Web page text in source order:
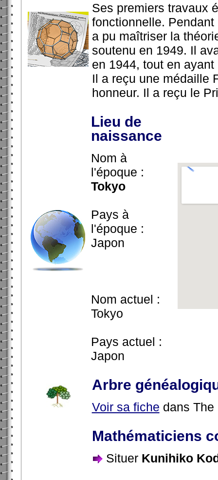
Ses premiers travaux
fonctionnelle.
a pu maîtriser la
soutenu en 1949. Il
en 1944, tout en
Il a reçu une médaille
honneur. Il a reçu le
Lieu de
naissance
Nom à
l'époque :
Tokyo
Pays à
l'époque :
Japon
Nom actuel :
Tokyo
Pays actuel :
Japon
Arbre
Voir sa fiche dans
Mathématiciens
Situer Kunihiko